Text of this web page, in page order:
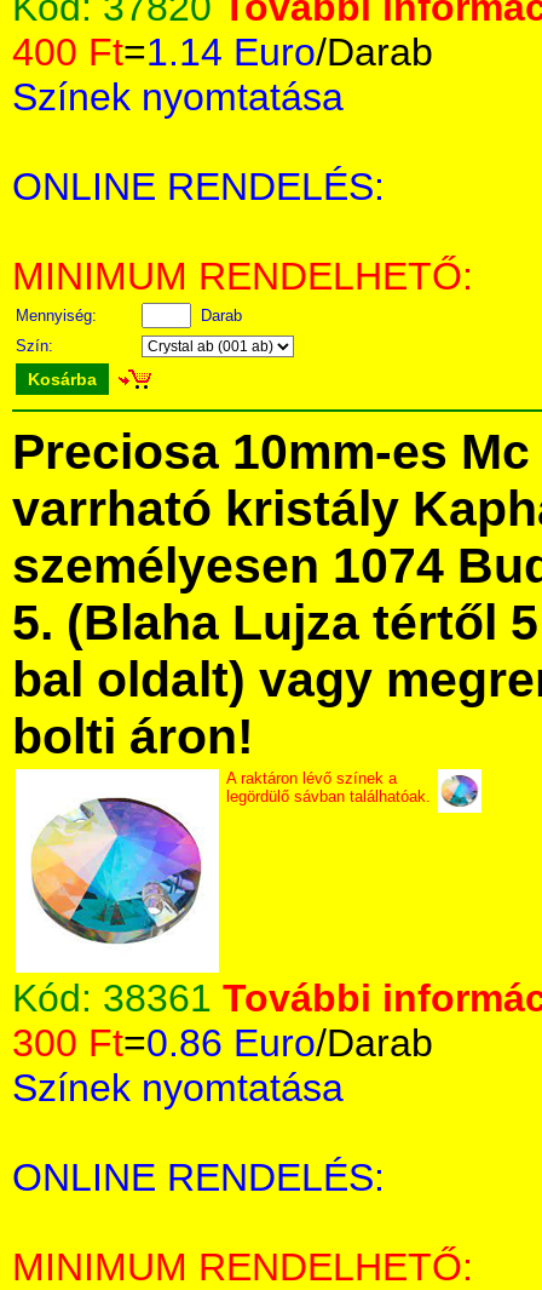
400 Ft=1.14 Euro/Darab
Színek nyomtatása
ONLINE RENDELÉS:
MINIMUM RENDELHETŐ:
Mennyiség:
Darab
Szín:
Kosárba
Preciosa 10mm-es
varrható kristály
személyesen 1074
5. (Blaha Lujza tértől
bal oldalt) vagy
bolti áron!
A raktáron lévő színek a
legördülő sávban találhatóak.
Kód: 38361 További
300 Ft=0.86 Euro/Darab
Színek nyomtatása
ONLINE RENDELÉS:
MINIMUM RENDELHETŐ: